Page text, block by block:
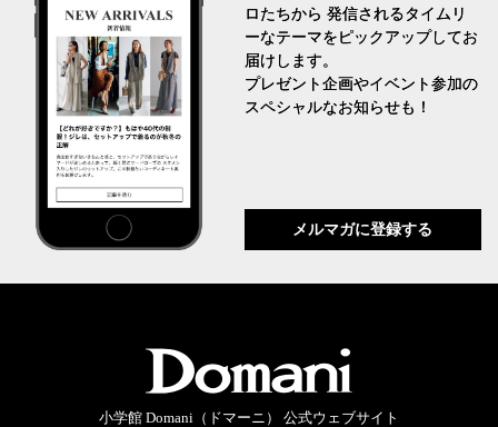
ロたちから 発信されるタイムリ
ーなテーマをピックアップしてお
届けします。
プレゼント企画やイベント参加の
スペシャルなお知らせも！
メルマガに登録する
小学館 Domani（ドマーニ） 公式ウェブサイト